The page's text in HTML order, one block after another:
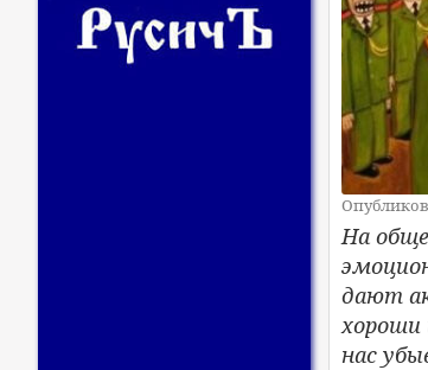
На
дают
хороши
нас